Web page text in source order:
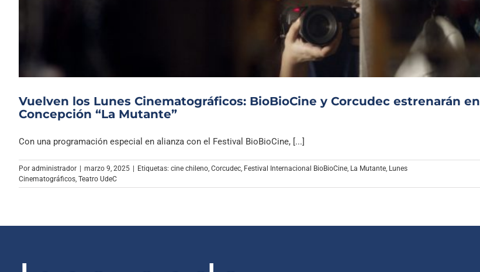
Archivo Sonoro
Vuelven los Lunes Cinematográficos: BioBioCine y Corcudec estrenarán en
Concepción “La Mutante”
Con una programación especial en alianza con el Festival BioBioCine, [...]
Por administrador marzo 9, 2025 Etiquetas: cine chileno, Corcudec, Festival Internacional BioBioCine, La Mutante, Lunes
Cinematográficos, Teatro UdeC